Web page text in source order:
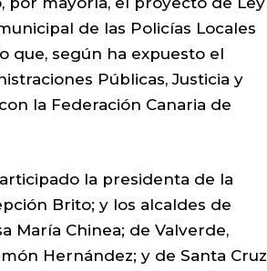
de las Policías Locales
que, según ha expuesto el
Públicas, Justicia y
la Federación Canaria de
la presidenta de la
Brito; y los alcaldes de
María Chinea; de Valverde,
Hernández; y de Santa Cruz